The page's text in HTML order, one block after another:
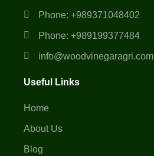
Phone: +989371048402
Phone: +989199377484
info@woodvinegaragri.com
Useful Links
Home
About Us
Blog